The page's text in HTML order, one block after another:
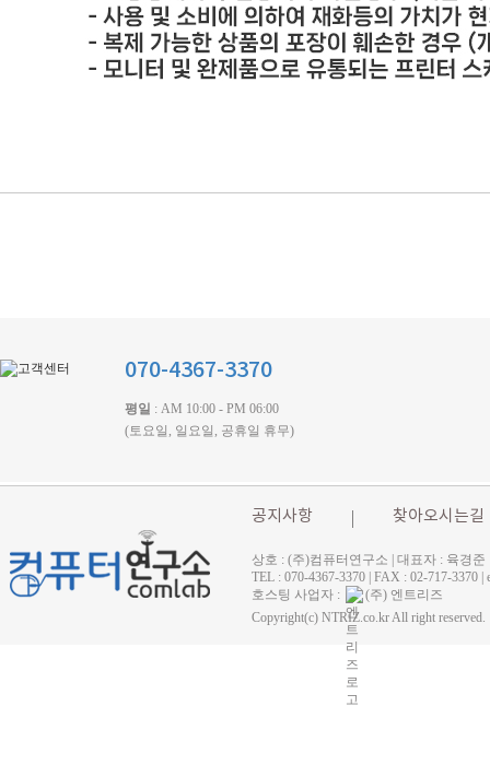
070-4367-3370
평일 : AM 10:00 - PM 06:00
(토요일, 일요일, 공휴일 휴무)
공지사항 찾아오시는길
상호 : (주)컴퓨터연구소 | 대표자 : 육경
TEL : 070-4367-3370 | FAX : 02-717-
호스팅 사업자 :
(주) 엔트리즈
Copyright(c) NTRIZ.co.kr All right reserved.